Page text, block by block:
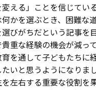
変える」ことを信じてい
かを選ぶとき、困難な
びがちだという記事を
重な経験の機会が減っ
を通して子どもたちに
いと思うようになりま
左右する重要な役割を